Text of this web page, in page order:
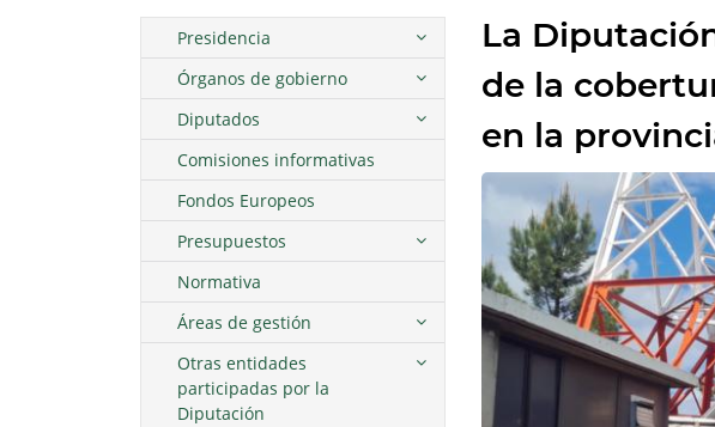
La
de la
en la
Presidencia
Órganos de gobierno
Diputados
Comisiones informativas
Fondos Europeos
Presupuestos
Normativa
Áreas de gestión
Otras entidades
participadas por la
Diputación